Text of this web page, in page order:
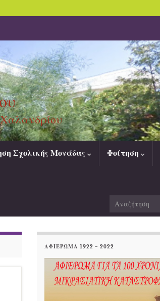
Χαλανδρίου
Σχολικής Μονάδας Φοίτηση
for:
ΑΦΙΕΡΩΜΑ 1922 – 2022